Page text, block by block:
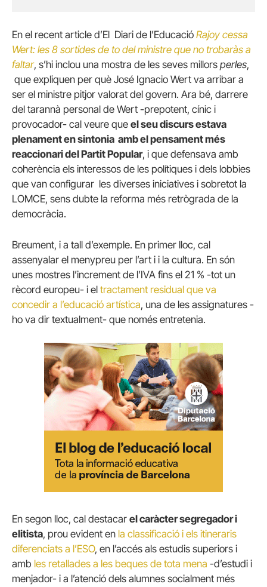
En el recent article d’El Diari de l’Educació Rajoy cessa
Wert: les 8 sortides de to del ministre que no trobaràs a
faltar, s’hi inclou una mostra de les seves millors perles,
que expliquen per què José Ignacio Wert va arribar a
ser el ministre pitjor valorat del govern. Ara bé, darrere
del tarannà personal de Wert -prepotent, cínic i
provocador- cal veure que el seu discurs estava
plenament en sintonia amb el pensament més
reaccionari del Partit Popular, i que defensava amb
coherència els interessos de les polítiques i dels lobbies
que van configurar les diverses iniciatives i sobretot la
LOMCE, sens dubte la reforma més retrògrada de la
democràcia.
Breument, i a tall d’exemple. En primer lloc, cal
assenyalar el menypreu per l’art i i la cultura. En són
unes mostres l’increment de l’IVA fins el 21 % -tot un
rècord europeu- i el tractament residual que va
concedir a l’educació artística, una de les assignatures -
ho va dir textualment- que només entretenia.
En segon lloc, cal destacar el caràcter segregador i
elitista, prou evident en la classificació i els itineraris
diferenciats a l’ESO, en l’accés als estudis superiors i
amb les retallades a les beques de tota mena -d’estudi i
menjador- i a l’atenció dels alumnes socialment més